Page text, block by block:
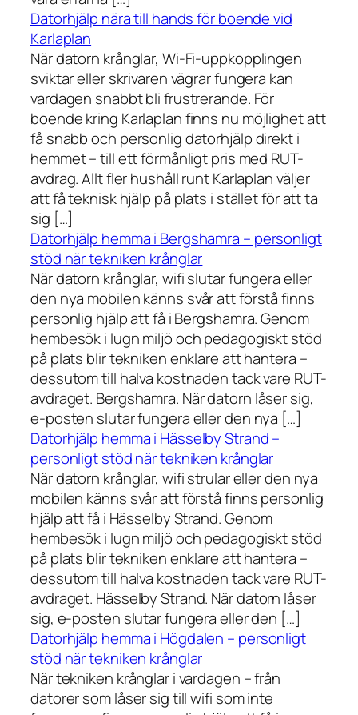
Datorhjälp nära till hands för boende vid
Karlaplan
När datorn krånglar, Wi-Fi-uppkopplingen
sviktar eller skrivaren vägrar fungera kan
vardagen snabbt bli frustrerande. För
boende kring Karlaplan finns nu möjlighet att
få snabb och personlig datorhjälp direkt i
hemmet – till ett förmånligt pris med RUT-
avdrag. Allt fler hushåll runt Karlaplan väljer
att få teknisk hjälp på plats i stället för att ta
sig […]
Datorhjälp hemma i Bergshamra – personligt
stöd när tekniken krånglar
När datorn krånglar, wifi slutar fungera eller
den nya mobilen känns svår att förstå finns
personlig hjälp att få i Bergshamra. Genom
hembesök i lugn miljö och pedagogiskt stöd
på plats blir tekniken enklare att hantera –
dessutom till halva kostnaden tack vare RUT-
avdraget. Bergshamra. När datorn låser sig,
e-posten slutar fungera eller den nya […]
Datorhjälp hemma i Hässelby Strand –
personligt stöd när tekniken krånglar
När datorn krånglar, wifi strular eller den nya
mobilen känns svår att förstå finns personlig
hjälp att få i Hässelby Strand. Genom
hembesök i lugn miljö och pedagogiskt stöd
på plats blir tekniken enklare att hantera –
dessutom till halva kostnaden tack vare RUT-
avdraget. Hässelby Strand. När datorn låser
sig, e-posten slutar fungera eller den […]
Datorhjälp hemma i Högdalen – personligt
stöd när tekniken krånglar
När tekniken krånglar i vardagen – från
datorer som låser sig till wifi som inte